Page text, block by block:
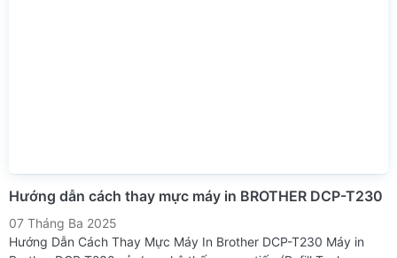
Hướng dẫn cách thay mực máy in BROTHER DCP-T230
07 Tháng Ba 2025
Hướng Dẫn Cách Thay Mực Máy In Brother DCP-T230 Máy in